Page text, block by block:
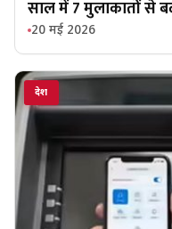
साल में 7 मुलाकातों से
20 मई 2026
देश